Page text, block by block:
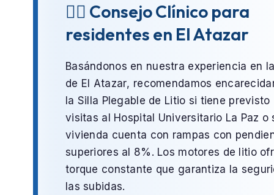
👨‍⚕️ Consejo Clínico para
residentes en El Atazar
Basándonos en nuestra experiencia en
de El Atazar, recomendamos
la Silla Plegable de Litio si tiene previsto
visitas al Hospital Universitario La Paz o
vivienda cuenta con rampas con
superiores al 8%. Los motores de litio
torque constante que garantiza la
las subidas.